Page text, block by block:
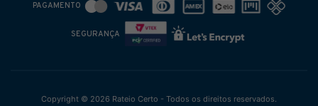
PAGAMENTO
SEGURANÇA
Copyright © 2026 Rateio Certo - Todos os direitos reservados.